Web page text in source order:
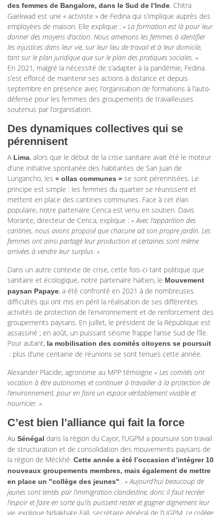
des femmes de Bangalore, dans le Sud de l’Inde. Chitra
Gaekwad est une « activiste » de Fedina qui s’implique auprès des
employées de maison. Elle explique : « La formation est là pour leur
donner des moyens d’action. Nous amenons les femmes à identifier
les injustices dans leur vie, sur leur lieu de travail et à leur domicile,
tant sur le plan juridique que sur le plan des pratiques sociales. »
En 2021, malgré la nécessité de s’adapter à la pandémie, Fedina
s’est efforcé de maintenir ses actions à distance et depuis
septembre en présence avec l’organisation de formations à l’auto-
défense pour les femmes des groupements de travailleuses
soutenus par l’organisation.
Des dynamiques collectives qui se
pérennisent
A Lima, alors que le début de la crise sanitaire avait été le moteur
d’une initiative spontanée des habitantes de San Juan de
Lurigancho, les « ollas communes » se sont pérennisées. Le
principe est simple : les femmes du quartier se réunissent et
mettent en place des cantines communes. Face à cet élan
populaire, notre partenaire Cenca est venu en soutien. Davis
Morante, directeur de Cenca, explique : « Avec l’apparition des
cantines, nous avons proposé que chacune ait son propre jardin. Les
femmes ont ainsi partagé leur production et certaines sont même
arrivées à vendre leur surplus. »
Dans un autre contexte de crise, cette fois-ci tant politique que
sanitaire et écologique, notre partenaire haïtien, le Mouvement
paysan Papaye, a été confronté en 2021 à de nombreuses
difficultés qui ont mis en péril la réalisation de ses différentes
activités de protection de l’environnement et de renforcement des
groupements paysans. En juillet, le président de la République est
assassiné ; en août, un puissant séisme frappe l’anse Sud de l’île.
Pour autant, la mobilisation des comités citoyens se poursuit
: plus d’une centaine de réunions se sont tenues cette année.
Alexander Placide, agronome au MPP témoigne « Les comités ont
vocation à être autonomes et continuer à travailler à la protection de
l’environnement, pour en faire un espace véritablement vivable et
nourricier. »
C’est bien l’alliance qui fait la force
Au Sénégal dans la région du Cayor, l’UGPM a poursuivi son travail
de structuration et de consolidation des mouvements paysans de
la région de Méckhé. Cette année a été l’occasion d’intégrer 10
nouveaux groupements membres, mais également de mettre
en place un "collège des jeunes" . « Aujourd’hui beaucoup de
jeunes sont tentés par l’immigration clandestine, donc il faut recréer
l’espoir et faire en sorte qu’ils puissent rester et gagner dignement leur
vie, explique Ndiakhate Fall, secrétaire général de l’UGPM. Le collège